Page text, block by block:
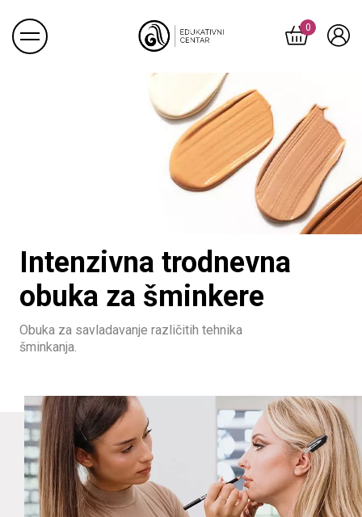
0Proizvoda
Intenzivna trodnevna
obuka za šminkere
Obuka za savladavanje različitih tehnika
šminkanja.